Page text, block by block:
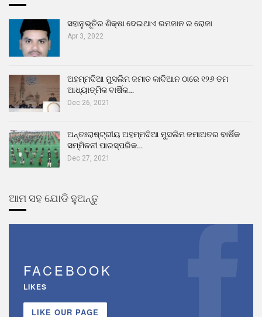
ସହାନୁଭୂତିର ଶିକ୍ଷା ଦେଇଥାଏ ରମଜାନ ର ରୋଜା
Apr 3, 2022
ଅହମ୍ମଦିଆ ମୁସଲିମ ଜମାତ କାଦିଆନ ଠାରେ ୧୨୬ ତମ
ଆଧ୍ୟାତ୍ମିକ ବାର୍ଷିକ…
Dec 26, 2021
ଅନ୍ତଃରାଷ୍ଟ୍ରୀୟ ଅହମ୍ମଦିଆ ମୁସଲିମ ଜମାଅତର ବାର୍ଷିକ
ସମ୍ମିଳନୀ ପାରସ୍ପରିକ…
Dec 27, 2021
ଆମ ସହ ଯୋଡି ହୁଅନ୍ତୁ
FACEBOOK
LIKES
LIKE OUR PAGE